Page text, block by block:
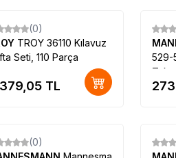
(0)
TROY 36110 Kılavuz
Seti, 110 Parça
TL
529-
(0)